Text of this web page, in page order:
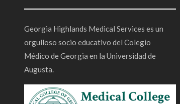
Georgia Highlands Medical Services es un
orgulloso socio educativo del Colegio
Médico de Georgia en la Universidad de
Augusta.